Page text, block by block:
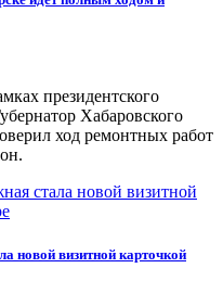
президентского
Хабаровского
ход ремонтных работ
новой визитной карточкой